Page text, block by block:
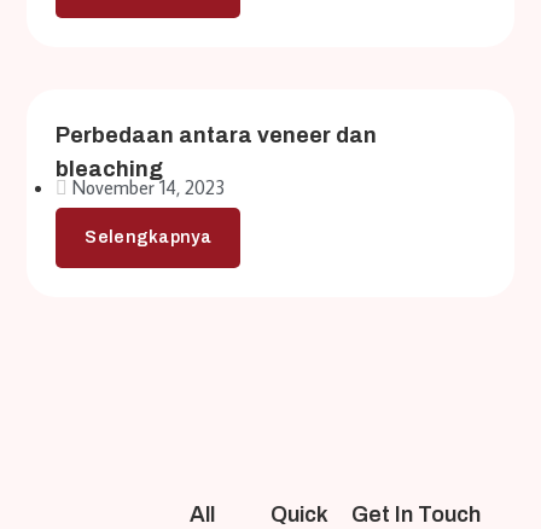
Perbedaan antara veneer dan
bleaching
November 14, 2023
Selengkapnya
Quick
All
Get In Touch